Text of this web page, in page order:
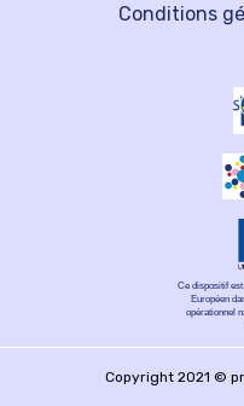
Conditions
Ce dispositif
Européen
opérationnel
Copyright 2021 ©